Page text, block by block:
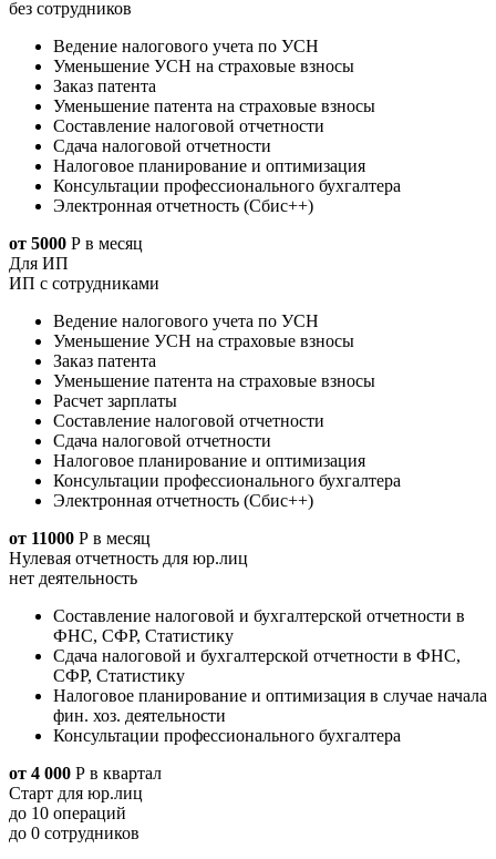
без сотрудников
Ведение налогового учета по УСН
Уменьшение УСН на страховые взносы
Заказ патента
Уменьшение патента на страховые взносы
Составление налоговой отчетности
Сдача налоговой отчетности
Налоговое планирование и оптимизация
Консультации профессионального бухгалтера
Электронная отчетность (Сбис++)
от 5000 Р в месяц
Для ИП
ИП с сотрудниками
Ведение налогового учета по УСН
Уменьшение УСН на страховые взносы
Заказ патента
Уменьшение патента на страховые взносы
Расчет зарплаты
Составление налоговой отчетности
Сдача налоговой отчетности
Налоговое планирование и оптимизация
Консультации профессионального бухгалтера
Электронная отчетность (Сбис++)
от 11000 Р в месяц
Нулевая отчетность для юр.лиц
нет деятельность
Составление налоговой и бухгалтерской отчетности в
ФНС, СФР, Статистику
Сдача налоговой и бухгалтерской отчетности в ФНС,
СФР, Статистику
Налоговое планирование и оптимизация в случае начала
фин. хоз. деятельности
Консультации профессионального бухгалтера
от 4 000 Р в квартал
Старт для юр.лиц
до 10 операций
до 0 сотрудников